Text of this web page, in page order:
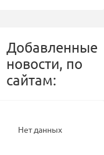
Добавленные
новости, по
сайтам:
Нет данных